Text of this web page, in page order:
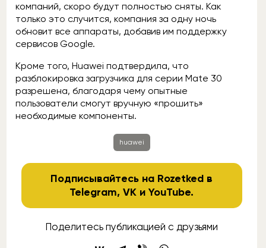
компаний, скоро будут полностью сняты. Как
только это случится, компания за одну ночь
обновит все аппараты, добавив им поддержку
сервисов Google.
Кроме того, Huawei подтвердила, что
разблокировка загрузчика для серии Mate 30
разрешена, благодаря чему опытные
пользователи смогут вручную «прошить»
необходимые компоненты.
huawei
Подписывайтесь на Rozetked в
Telegram,VK иYouTube.
Поделитесь публикацией с друзьями